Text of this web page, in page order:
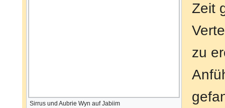
Sirrus und Aubrie Wyn auf Jabiim
Zeit
zu